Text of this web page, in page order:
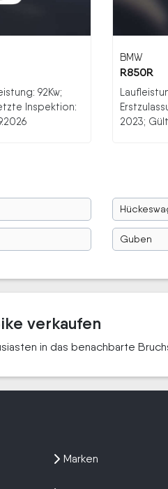
92Kw;
Inspektion:
BMW
R850R
2023;
Guben
verkaufen
in das benachbarte
Marken